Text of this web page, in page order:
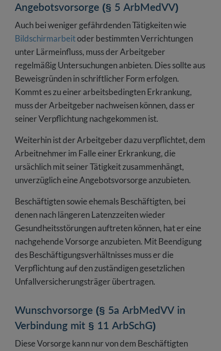
Angebotsvorsorge (§ 5 ArbMedVV)
Auch bei weniger gefährdenden Tätigkeiten wie
Bildschirmarbeitoder bestimmten Verrichtungen
unter Lärmeinfluss, muss der Arbeitgeber
regelmäßig Untersuchungen anbieten. Dies sollte aus
Beweisgründen in schriftlicher Form erfolgen.
Kommt es zu einer arbeitsbedingten Erkrankung,
muss der Arbeitgeber nachweisen können, dass er
seiner Verpflichtung nachgekommen ist.
Weiterhin ist der Arbeitgeber dazu verpflichtet, dem
Arbeitnehmer im Falle einer Erkrankung, die
ursächlich mit seiner Tätigkeit zusammenhängt,
unverzüglich eine Angebotsvorsorge anzubieten.
Beschäftigten sowie ehemals Beschäftigten, bei
denen nach längeren Latenzzeiten wieder
Gesundheitsstörungen auftreten können, hat er eine
nachgehende Vorsorge anzubieten. Mit Beendigung
des Beschäftigungsverhältnisses muss er die
Verpflichtung auf den zuständigen gesetzlichen
Unfallversicherungsträger übertragen.
Wunschvorsorge (§ 5a ArbMedVV in
Verbindung mit § 11 ArbSchG)
Diese Vorsorge kann nur von dem Beschäftigten